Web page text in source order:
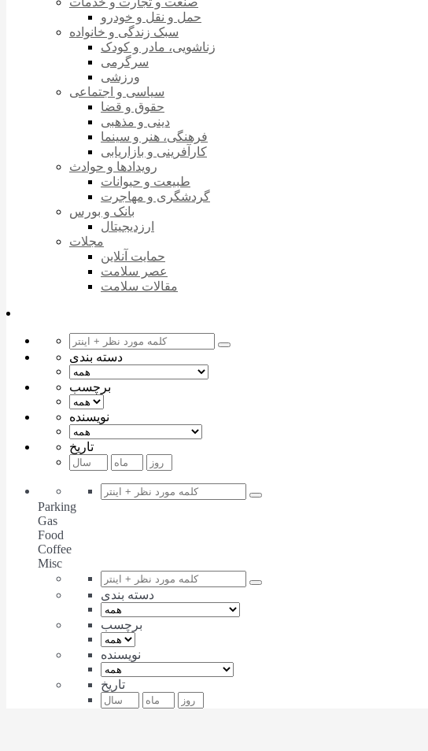
حمل و نقل و خودرو
سبک زندگی و خانواده
زناشویی، مادر و کودک
سرگرمی
ورزشی
سیاسی و اجتماعی
حقوق و قضا
دینی و مذهبی
فرهنگی، هنر و سینما
کارآفرینی و بازاریابی
رویدادها و حوادث
طبیعت و حیوانات
گردشگری و مهاجرت
بانک و بورس
ارزدیجیتال
مجلات
حمایت آنلاین
عصر سلامت
مقالات سلامت
دسته بندی
برچسب
نویسنده
تاریخ
Parking
Gas
Food
Coffee
Misc
دسته بندی
برچسب
نویسنده
تاریخ